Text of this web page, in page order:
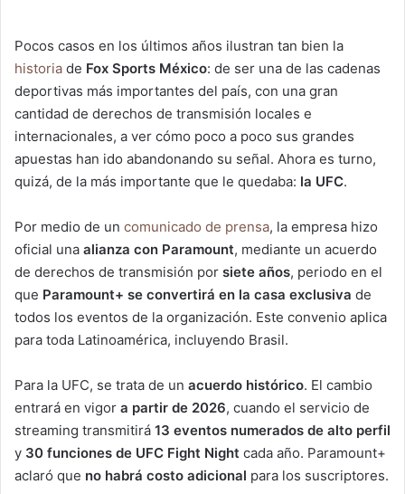
Pocos casos en los últimos años ilustran tan bien la
historia de Fox Sports México: de ser una de las cadenas
deportivas más importantes del país, con una gran
cantidad de derechos de transmisión locales e
internacionales, a ver cómo poco a poco sus grandes
apuestas han ido abandonando su señal. Ahora es turno,
quizá, de la más importante que le quedaba: la UFC.
Por medio de un comunicado de prensa, la empresa hizo
oficial una alianza con Paramount, mediante un acuerdo
de derechos de transmisión por siete años, periodo en el
que Paramount+ se convertirá en la casa exclusiva de
todos los eventos de la organización. Este convenio aplica
para toda Latinoamérica, incluyendo Brasil.
Para la UFC, se trata de un acuerdo histórico. El cambio
entrará en vigor a partir de 2026, cuando el servicio de
streaming transmitirá 13 eventos numerados de alto perfil
y 30 funciones de UFC Fight Night cada año. Paramount+
aclaró que no habrá costo adicional para los suscriptores.